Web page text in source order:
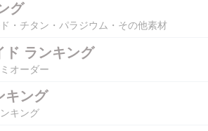
グ
・チタン・パラジウム・その他素材
ド ランキング
オーダー
キング
キング